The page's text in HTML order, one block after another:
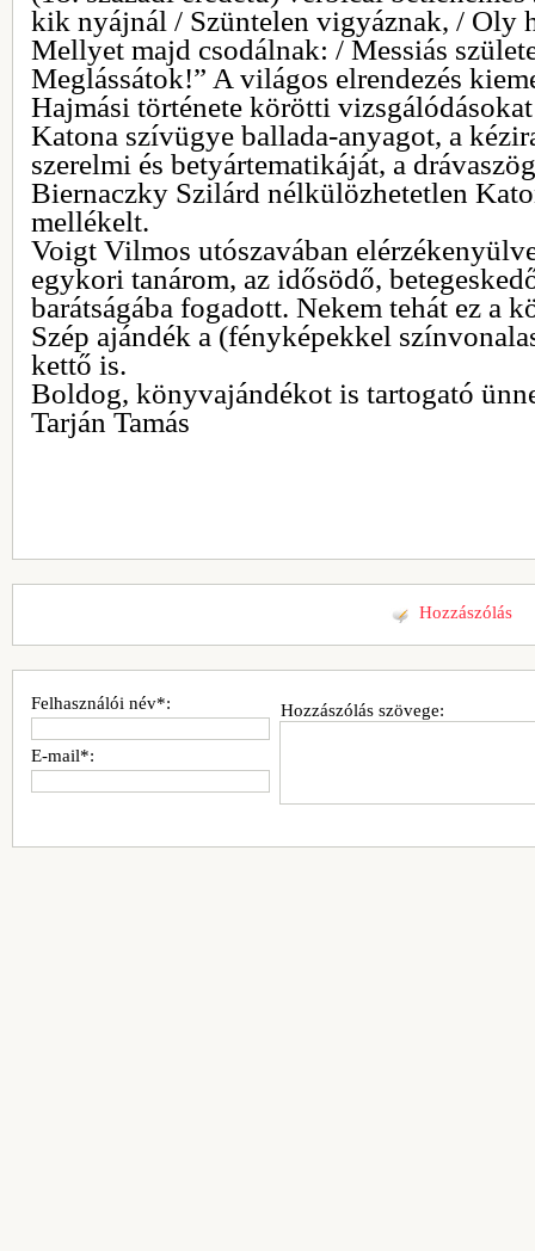
kik nyájnál / Szüntelen vigyáznak, / Oly
Mellyet majd csodálnak: / Messiás
Meglássátok!” A világos elrendezés
Hajmási története körötti
Katona szívügye ballada-anyagot, a
szerelmi és betyártematikáját, a
Biernaczky Szilárd nélkülözhetetlen
mellékelt.
Voigt Vilmos utószavában
egykori tanárom, az idősödő,
barátságába fogadott. Nekem tehát ez a
Szép ajándék a (fényképekkel
kettő is.
Boldog, könyvajándékot is tartogató
Tarján Tamás
Hozzászólás
Hozzászólás szövege:
Felhasználói név*:
E-mail*: